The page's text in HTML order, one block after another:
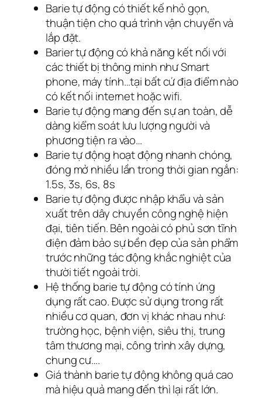
Barie tự động có thiết kế nhỏ gọn,
thuận tiện cho quá trình vận chuyển và
lắp đặt.
Barier tự động có khả năng kết nối với
các thiết bị thông minh như Smart
phone, máy tính…tại bất cứ địa điểm nào
có kết nối internet hoặc wifi.
Barie tự động mang đến sự an toàn, dễ
dàng kiểm soát lưu lượng người và
phương tiện ra vào…
Barie tự động hoạt động nhanh chóng,
đóng mở nhiều lần trong thời gian ngắn:
1.5s, 3s, 6s, 8s
Barie tự động được nhập khẩu và sản
xuất trên dây chuyền công nghệ hiện
đại, tiên tiến. Bên ngoài có phủ sơn tĩnh
điện đảm bảo sự bền đẹp của sản phẩm
trước những tác động khắc nghiệt của
thười tiết ngoài trời.
Hệ thống barie tự động có tính ứng
dụng rất cao. Được sử dụng trong rất
nhiều cơ quan, đơn vị khác nhau như:
trường học, bệnh viện, siêu thị, trung
tâm thương mại, công trình xây dựng,
chung cư….
Giá thành barie tự động không quá cao
mà hiệu quả mang đến thì lại rất lớn.